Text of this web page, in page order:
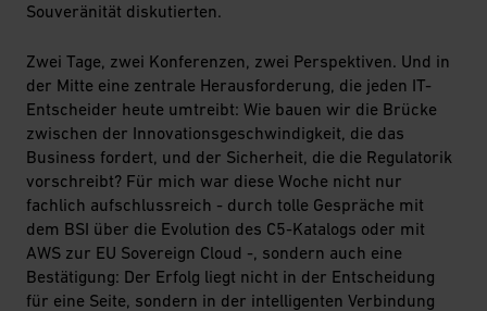
Souveränität diskutierten.
Zwei Tage, zwei Konferenzen, zwei Perspektiven. Und in
der Mitte eine zentrale Herausforderung, die jeden IT-
Entscheider heute umtreibt: Wie bauen wir die Brücke
zwischen der Innovationsgeschwindigkeit, die das
Business fordert, und der Sicherheit, die die Regulatorik
vorschreibt? Für mich war diese Woche nicht nur
fachlich aufschlussreich - durch tolle Gespräche mit
dem BSI über die Evolution des C5-Katalogs oder mit
AWS zur EU Sovereign Cloud -, sondern auch eine
Bestätigung: Der Erfolg liegt nicht in der Entscheidung
für eine Seite, sondern in der intelligenten Verbindung